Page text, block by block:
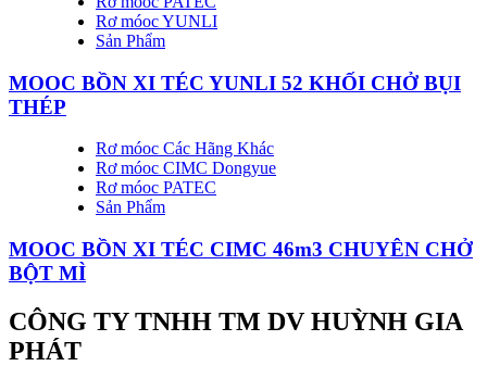
Rơ móoc YUNLI
Sản Phẩm
MOOC BỒN XI TÉC YUNLI 52 KHỐI CHỞ BỤI
THÉP
Rơ móoc Các Hãng Khác
Rơ móoc CIMC Dongyue
Rơ móoc PATEC
Sản Phẩm
MOOC BỒN XI TÉC CIMC 46m3 CHUYÊN CHỞ
BỘT MÌ
CÔNG TY TNHH TM DV HUỲNH GIA
PHÁT